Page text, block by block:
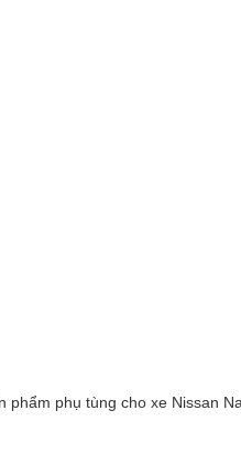
phẩm phụ tùng cho xe Nissan